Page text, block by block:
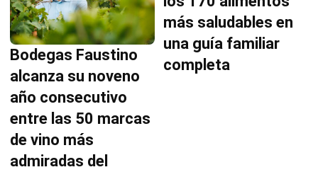
Bodegas Faustino
alcanza su noveno
año consecutivo
entre las 50 marcas
de vino más
admiradas del
más saludables en
una guía familiar
completa